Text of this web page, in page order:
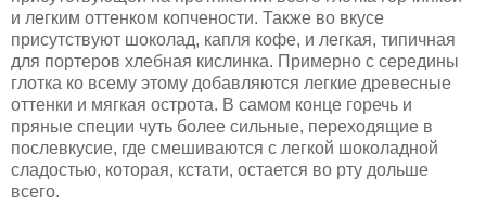
и легким оттенком копчености. Также во вкусе
присутствуют шоколад, капля кофе, и легкая, типичная
для портеров хлебная кислинка. Примерно с середины
глотка ко всему этому добавляются легкие древесные
оттенки и мягкая острота. В самом конце горечь и
пряные специи чуть более сильные, переходящие в
послевкусие, где смешиваются с легкой шоколадной
сладостью, которая, кстати, остается во рту дольше
всего.